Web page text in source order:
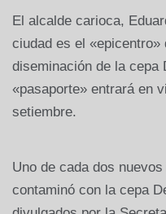
El alcalde carioca,
ciudad es el «epicentro»
diseminación de la cepa
«pasaporte» entrará en
setiembre.
Uno de cada dos
contaminó con la cepa